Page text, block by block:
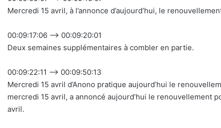
Mercredi 15 avril, à l’annonce d’aujourd’hui, le
00:09:17:06 –> 00:09:20:01
Deux semaines supplémentaires à combler en partie.
00:09:22:11 –> 00:09:50:13
Mercredi 15 avril d’Anono pratique aujourd’hui le
mercredi 15 avril, a annoncé aujourd’hui le renouvellement
avril.